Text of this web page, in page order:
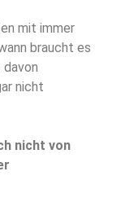
mit immer
braucht es
nicht
nicht von